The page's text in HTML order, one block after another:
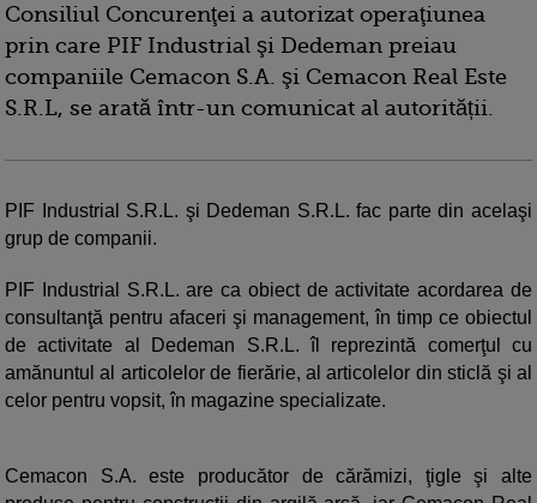
Consiliul Concurenţei a autorizat operaţiunea
prin care PIF Industrial şi Dedeman preiau
companiile Cemacon S.A. şi Cemacon Real Este
S.R.L, se arată într-un comunicat al autorității.
PIF Industrial S.R.L. şi Dedeman S.R.L. fac parte din acelaşi
grup de companii.
PIF Industrial S.R.L. are ca obiect de activitate acordarea de
consultanţă pentru afaceri şi management, în timp ce obiectul
de activitate al Dedeman S.R.L. îl reprezintă comerţul cu
amănuntul al articolelor de fierărie, al articolelor din sticlă şi al
celor pentru vopsit, în magazine specializate.
Cemacon S.A. este producător de cărămizi, ţigle şi alte